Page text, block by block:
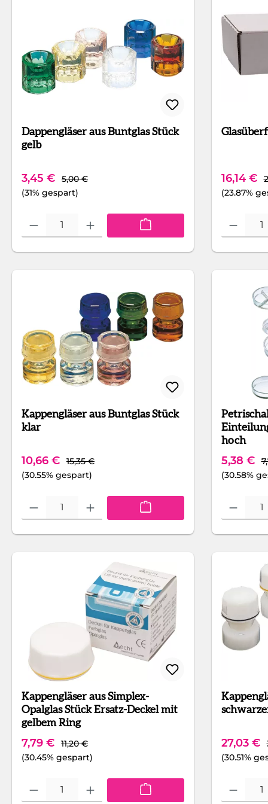
Dappengläser aus Buntglas Stück
gelb
Verkaufspreis:
3,45 € Regulärer Preis:
5,00 €
(31% gespart)
Produkt Anzahl: Gib den gewünschten Wert ein oder benutze die
16,14 €
(23.87%
Produkt
Kappengläser aus Buntglas Stück
klar
Verkaufspreis:
10,66 € Regulärer Preis:
15,35 €
(30.55% gespart)
Produkt Anzahl: Gib den gewünschten Wert ein oder benutze die
Petrischalen
hoch
5,38 €
(30.58%
Produkt
Kappengläser aus Simplex-
Opalglas Stück Ersatz-Deckel mit
gelbem Ring
Verkaufspreis:
7,79 € Regulärer Preis:
11,20 €
(30.45% gespart)
Produkt Anzahl: Gib den gewünschten Wert ein oder benutze die
Kappengläser
27,03 €
(30.51%
Produkt